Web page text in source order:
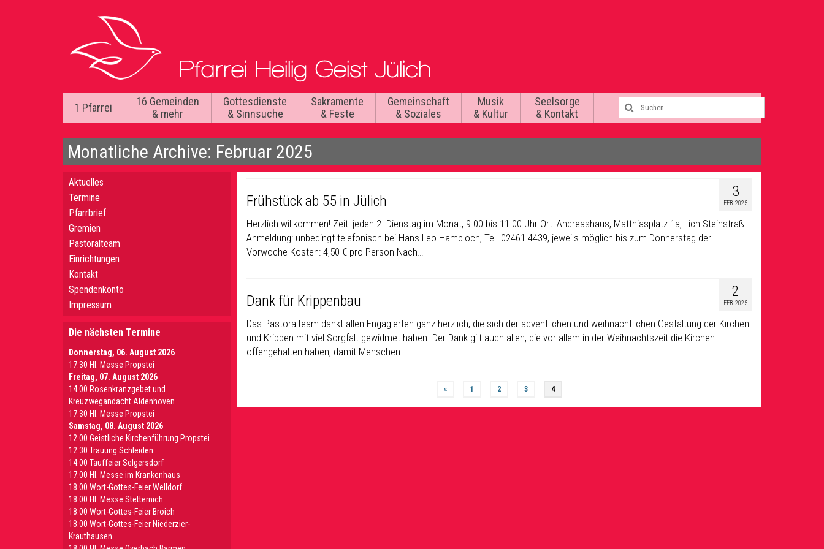
1 Pfarrei
16 Gemeinden
& mehr
Gottesdienste
& Sinnsuche
Sakramente
& Feste
Gemeinschaft
& Soziales
Musik
& Kultur
Seelsorge
& Kontakt
Monatliche Archive: Februar 2025
3
FEB. 2025
Frühstück ab 55 in Jülich
Herzlich willkommen! Zeit: jeden 2. Dienstag im Monat, 9.00 bis 11.00 Uhr Ort: Andreashaus, Matthiasplatz 1a, Lich-Steinstraß
Anmeldung: unbedingt telefonisch bei Hans Leo Hambloch, Tel. 02461 4439, jeweils möglich bis zum Donnerstag der
Vorwoche Kosten: 4,50 € pro Person Nach…
2
FEB. 2025
Dank für Krippenbau
Das Pastoralteam dankt allen Engagierten ganz herzlich, die sich der adventlichen und weihnachtlichen Gestaltung der Kirchen
und Krippen mit viel Sorgfalt gewidmet haben. Der Dank gilt auch allen, die vor allem in der Weihnachtszeit die Kirchen
offengehalten haben, damit Menschen…
« 1 2 3 4
Aktuelles
Termine
Pfarrbrief
Gremien
Pastoralteam
Einrichtungen
Kontakt
Spendenkonto
Impressum
Die nächsten Termine
Donnerstag, 06. August 2026
17.30 Hl. Messe Propstei
Freitag, 07. August 2026
14.00 Rosenkranzgebet und
Kreuzwegandacht Aldenhoven
17.30 Hl. Messe Propstei
Samstag, 08. August 2026
12.00 Geistliche Kirchenführung Propstei
12.30 Trauung Schleiden
14.00 Tauffeier Selgersdorf
17.00 Hl. Messe im Krankenhaus
18.00 Wort-Gottes-Feier Welldorf
18.00 Hl. Messe Stetternich
18.00 Wort-Gottes-Feier Broich
18.00 Wort-Gottes-Feier Niederzier-
Krauthausen